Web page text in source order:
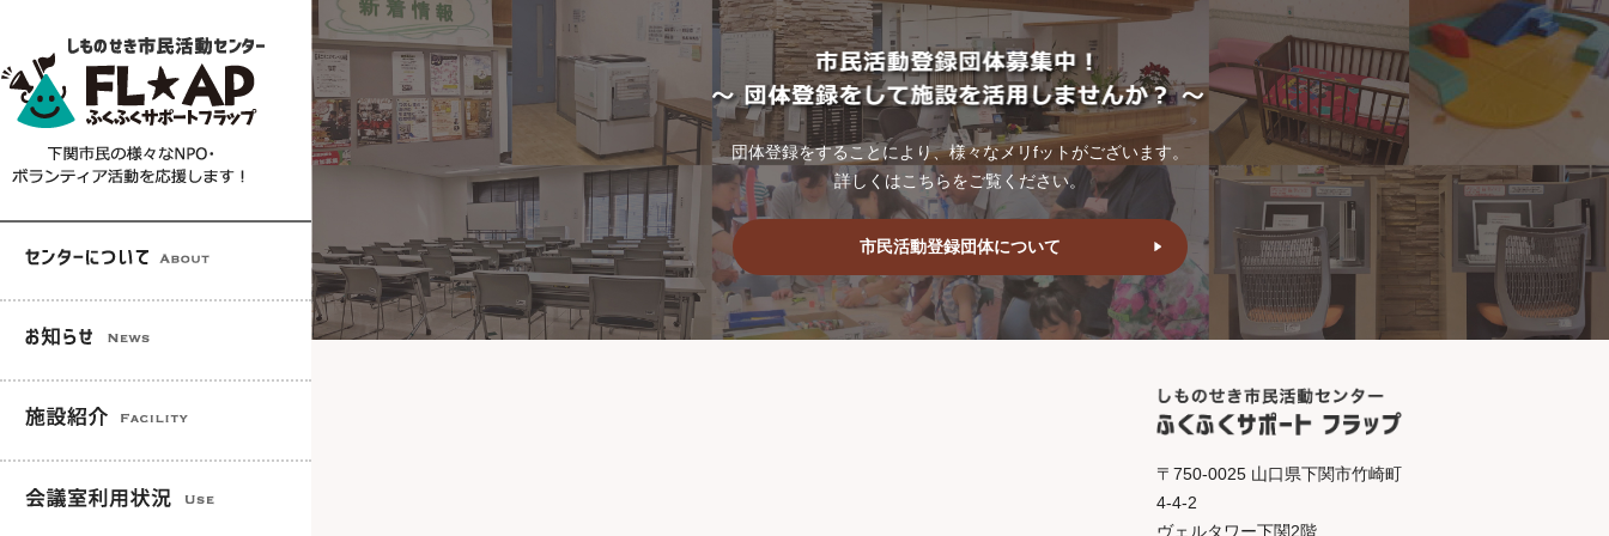
団体登録をすることにより、様々なメリfットがございます。
詳しくはこちらをご覧ください。
市民活動登録団体について
〒750-0025 山口県下関市竹崎町
4-4-2
ヴェルタワー下関2階